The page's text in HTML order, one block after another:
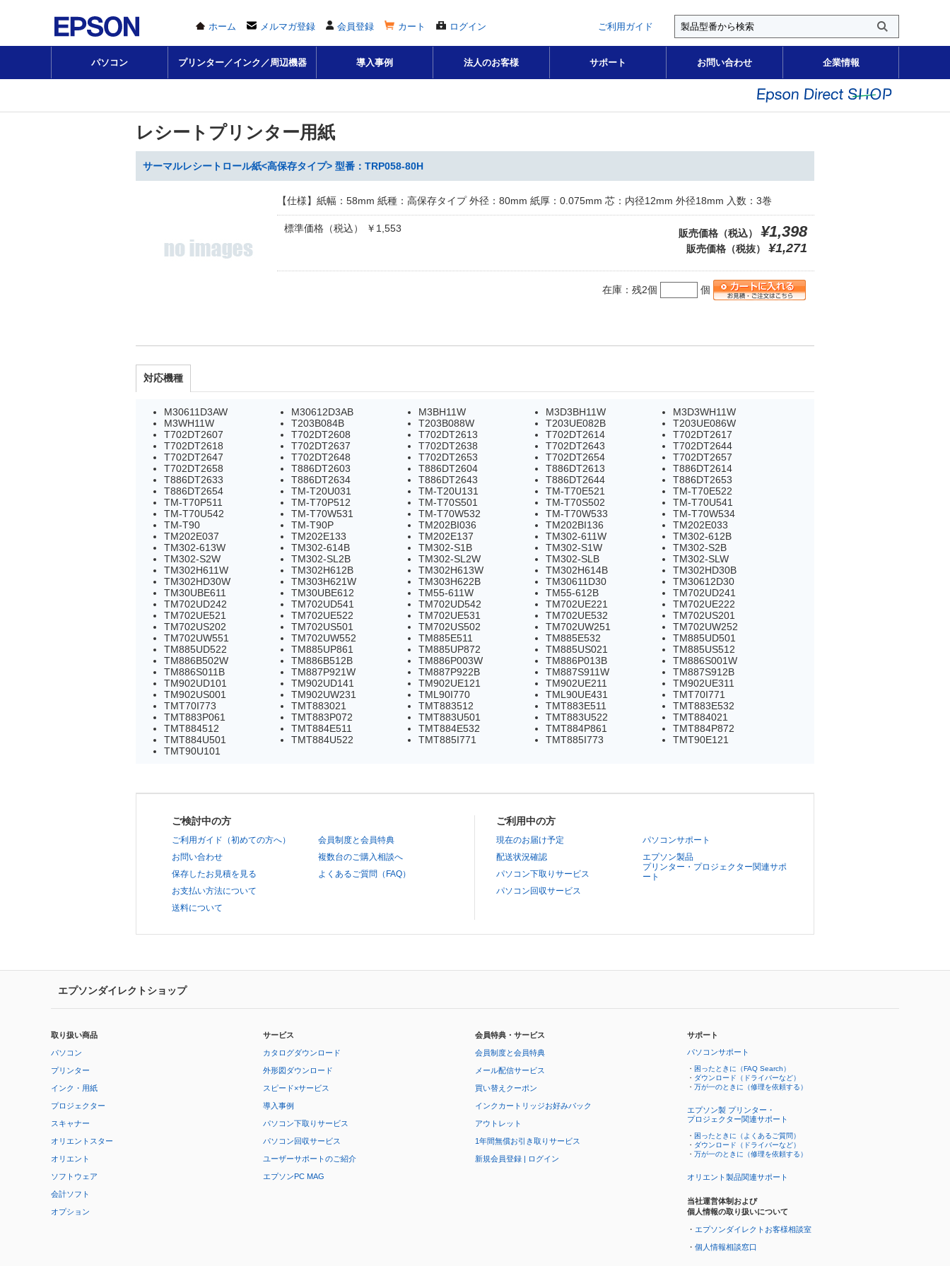
ホーム メルマガ登録 会員登録 カート ログイン ご利用ガイド
パソコン プリンター／インク／周辺機器 導入事例 法人のお客様 サポート お問い合わせ 企業情報
レシートプリンター用紙
サーマルレシートロール紙<高保存タイプ> 型番：TRP058-80H
【仕様】紙幅：58mm 紙種：高保存タイプ 外径：80mm 紙厚：0.075mm 芯：内径12mm 外径18mm 入数：3巻
標準価格（税込） ￥1,553 販売価格（税込） ¥1,398
販売価格（税抜） ¥1,271
在庫：残2個 個
対応機種
M30611D3AW M30612D3AB M3BH11W M3D3BH11W
M3D3WH11W
M3WH11W
T203B084B T203B088W T203UE082B
T203UE086W
T702DT2607
T702DT2608 T702DT2613 T702DT2614
T702DT2617
T702DT2618
T702DT2637 T702DT2638 T702DT2643
T702DT2644
T702DT2647
T702DT2648 T702DT2653 T702DT2654
T702DT2657
T702DT2658
T886DT2603 T886DT2604 T886DT2613
T886DT2614
T886DT2633
T886DT2634 T886DT2643 T886DT2644
T886DT2653
T886DT2654
TM-T20U031 TM-T20U131 TM-T70E521
TM-T70E522
TM-T70P511
TM-T70P512 TM-T70S501 TM-T70S502
TM-T70U541
TM-T70U542
TM-T70W531 TM-T70W532 TM-T70W533
TM-T70W534
TM-T90
TM-T90P TM202BI036 TM202BI136
TM202E033
TM202E037
TM202E133 TM202E137 TM302-611W
TM302-612B
TM302-613W
TM302-614B TM302-S1B TM302-S1W
TM302-S2B
TM302-S2W
TM302-SL2B TM302-SL2W TM302-SLB
TM302-SLW
TM302H611W
TM302H612B TM302H613W TM302H614B
TM302HD30B
TM302HD30W
TM303H621W TM303H622B TM30611D30
TM30612D30
TM30UBE611
TM30UBE612 TM55-611W TM55-612B
TM702UD241
TM702UD242
TM702UD541 TM702UD542 TM702UE221
TM702UE222
TM702UE521
TM702UE522 TM702UE531 TM702UE532
TM702US201
TM702US202
TM702US501 TM702US502 TM702UW251
TM702UW252
TM702UW551
TM702UW552 TM885E511 TM885E532
TM885UD501
TM885UD522
TM885UP861 TM885UP872 TM885US021
TM885US512
TM886B502W
TM886B512B TM886P003W TM886P013B
TM886S001W
TM886S011B
TM887P921W TM887P922B TM887S911W
TM887S912B
TM902UD101
TM902UD141 TM902UE121 TM902UE211
TM902UE311
TM902US001
TM902UW231 TML90I770 TML90UE431
TMT70I771
TMT70I773
TMT883021 TMT883512 TMT883E511
TMT883E532
TMT883P061
TMT883P072 TMT883U501 TMT883U522
TMT884021
TMT884512
TMT884E511 TMT884E532 TMT884P861
TMT884P872
TMT884U501
TMT884U522 TMT885I771 TMT885I773
TMT90E121
TMT90U101
ご検討中の方
ご利用ガイド（初めての方へ）
お問い合わせ
保存したお見積を見る
お支払い方法について
送料について
会員制度と会員特典
複数台のご購入相談へ
よくあるご質問（FAQ）
ご利用中の方
現在のお届け予定
配送状況確認
パソコン下取りサービス
パソコン回収サービス
パソコンサポート
エプソン製品
プリンター・プロジェクター関連サポ
ート
エプソンダイレクトショップ
取り扱い商品
パソコン
プリンター
インク・用紙
プロジェクター
スキャナー
オリエントスター
オリエント
ソフトウェア
会計ソフト
オプション
サービス
カタログダウンロード
外形図ダウンロード
スピード×サービス
導入事例
パソコン下取りサービス
パソコン回収サービス
ユーザーサポートのご紹介
エプソンPC MAG
会員特典・サービス
会員制度と会員特典
メール配信サービス
買い替えクーポン
インクカートリッジお好みパック
アウトレット
1年間無償お引き取りサービス
新規会員登録 | ログイン
サポート
パソコンサポート
・ 困ったときに（FAQ Search）
・ ダウンロード（ドライバーなど）
・ 万が一のときに（修理を依頼する）
エプソン製 プリンター・
プロジェクター関連サポート
・ 困ったときに（よくあるご質問）
・ ダウンロード（ドライバーなど）
・ 万が一のときに（修理を依頼する）
オリエント製品関連サポート
当社運営体制および
個人情報の取り扱いについて
・ エプソンダイレクトお客様相談室
・ 個人情報相談窓口